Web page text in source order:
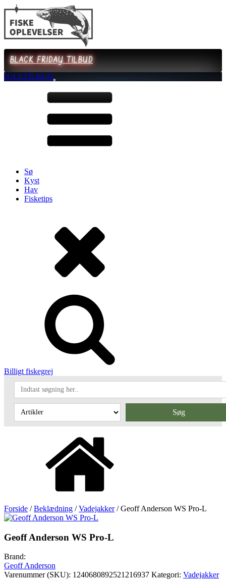
BLACK FRIDAY TILBUD
JULETILBUD
Sø
Kyst
Hav
Fisketips
Billigt fiskegrej
Søg
Forside /Beklædning /Vadejakker/ Geoff Anderson WS Pro-L
Geoff Anderson WS Pro-L
Brand:
Geoff Anderson
Varenummer (SKU): 1240680892521216937 Kategori: Vadejakker